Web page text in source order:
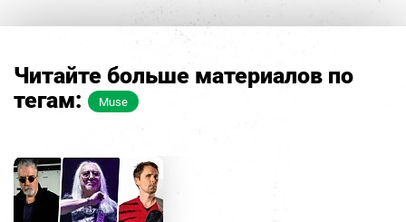
Читайте больше материалов по
тегам:
Muse